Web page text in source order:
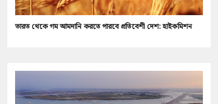
ভারত থেকে গম আমদানি করতে পারবে প্রতিবেশী দেশ: হাইকমিশন